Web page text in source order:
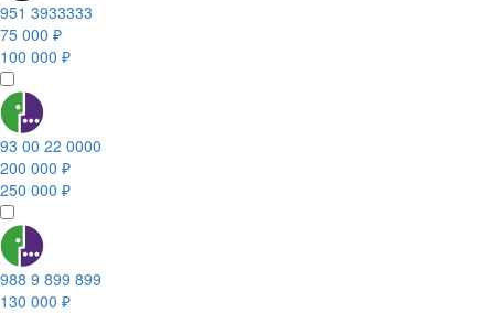
951 3933333
75 000 ₽
100 000 ₽
93 00 22 0000
200 000 ₽
250 000 ₽
988 9 899 899
130 000 ₽